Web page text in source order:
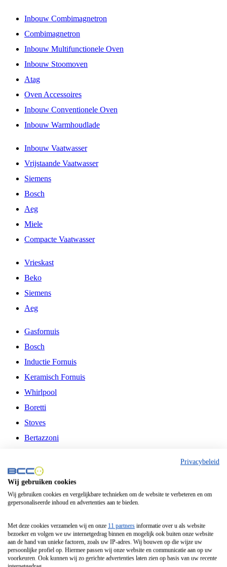
Inbouw Combimagnetron
Combimagnetron
Inbouw Multifunctionele Oven
Inbouw Stoomoven
Atag
Oven Accessoires
Inbouw Conventionele Oven
Inbouw Warmhoudlade
Inbouw Vaatwasser
Vrijstaande Vaatwasser
Siemens
Bosch
Aeg
Miele
Compacte Vaatwasser
Vrieskast
Beko
Siemens
Aeg
Gasfornuis
Bosch
Inductie Fornuis
Keramisch Fornuis
Whirlpool
Boretti
Stoves
Bertazzoni
Fitelli
Airfryer
Frituurpan
Contactgrill
Broodbakmachine
Broodrooster
Privacybeleid
Wij gebruiken cookies
Wij gebruiken cookies en vergelijkbare technieken om de website te verbeteren en om
gepersonaliseerde inhoud en advertenties aan te bieden.
Met deze cookies verzamelen wij en onze 11 partners informatie over u als website
bezoeker en volgen we uw internetgedrag binnen en mogelijk ook buiten onze website
aan de hand van unieke factoren, zoals uw IP-adres. Wij bouwen op die wijze uw
persoonlijke profiel op. Hiermee passen wij onze website en communicatie aan op uw
voorkeuren. Ook kunnen wij zo gerichte advertenties laten zien op basis van uw recente